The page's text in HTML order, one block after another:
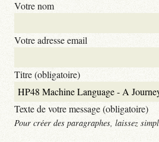
Votre nom
Votre adresse email
Titre (obligatoire)
Texte de votre message (obligatoire)
Pour créer des paragraphes, laissez